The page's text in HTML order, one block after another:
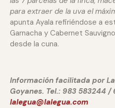
para extraer de la uva el
apunta Ayala refiriéndose a
Garnacha y Cabernet
desde la cuna.
Información facilitada por
Goyanes. Tel.: 983 583244 /
lalegua@lalegua.com